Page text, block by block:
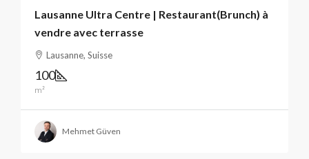
Lausanne Ultra Centre | Restaurant(Brunch) à
vendre avec terrasse
Lausanne, Suisse
100
m²
Mehmet Güven